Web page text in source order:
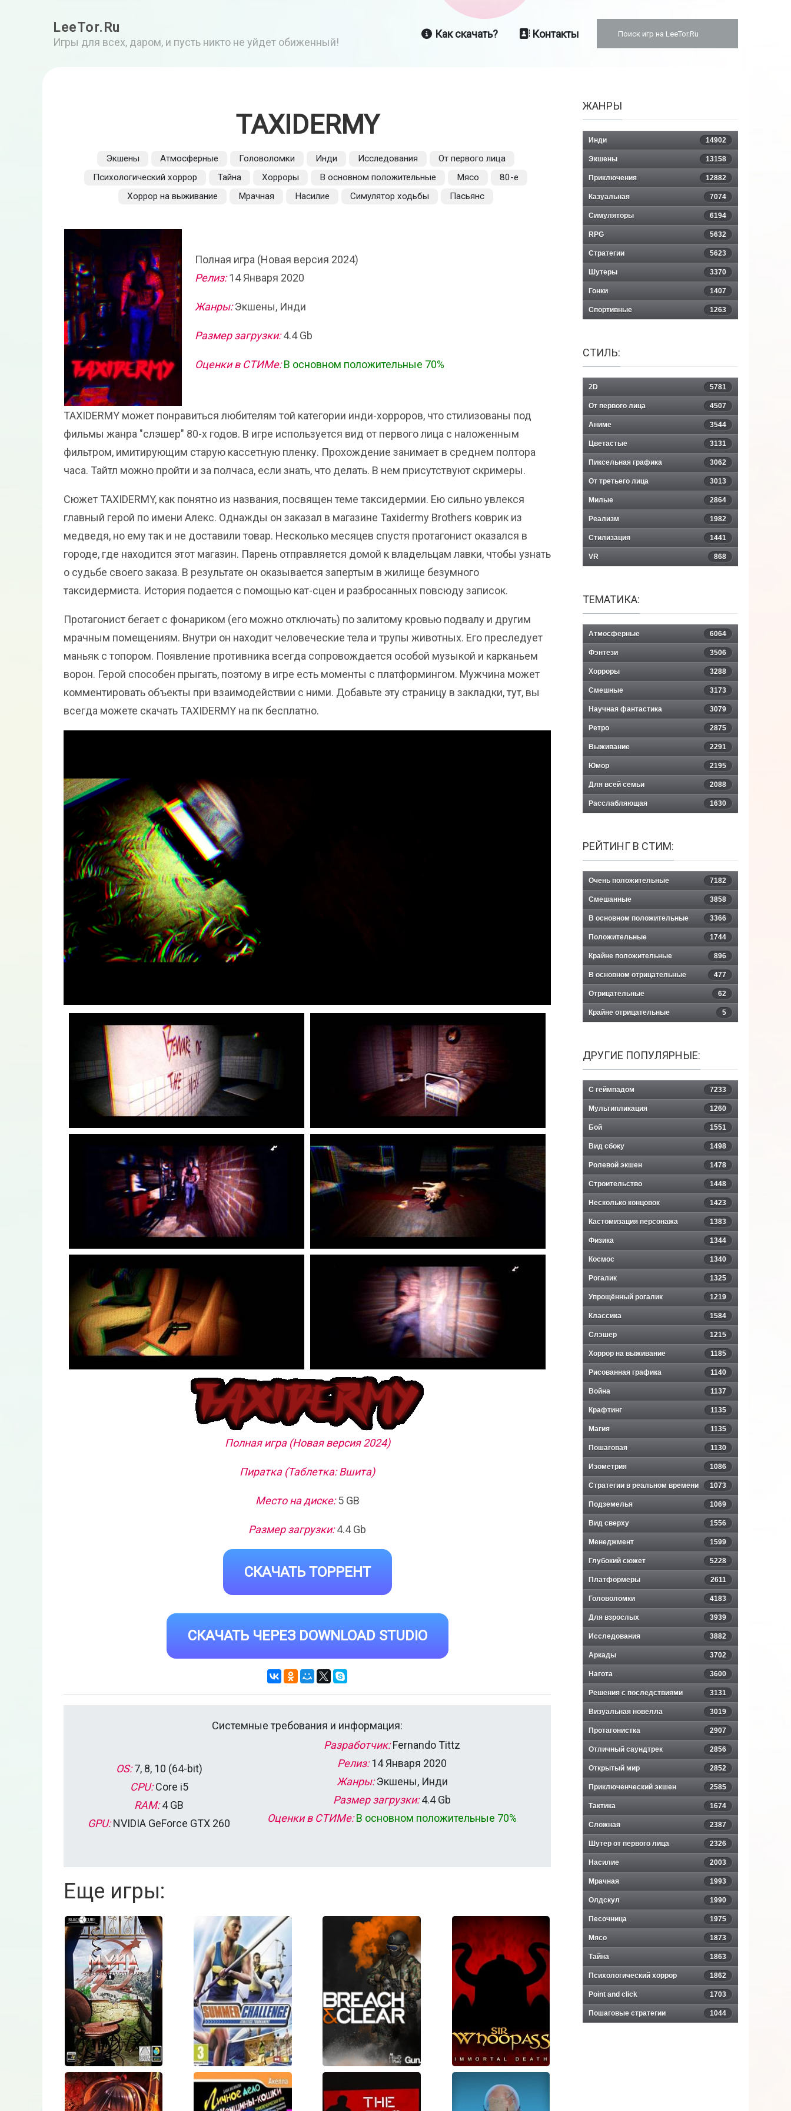
LeeTor.Ru
Игры для всех, даром, и пусть никто не уйдет обиженный!
Как скачать? Контакты
TAXIDERMY
Экшены Атмосферные Головоломки Инди Исследования
От первого лица
Психологический хоррор
Тайна Хорроры В основном положительные Мясо
80-е
Хоррор на выживание
Мрачная Насилие Симулятор ходьбы Пасьянс
Полная игра (Новая версия 2024)
Релиз:14 Января 2020
Жанры:Экшены, Инди
Размер загрузки:4.4 Gb
Оценки в СТИМе: В основном положительные 70%
TAXIDERMY может понравиться любителям той категории инди-хорроров, что стилизованы под
фильмы жанра "слэшер" 80-х годов. В игре используется вид от первого лица с наложенным
фильтром, имитирующим старую кассетную пленку. Прохождение занимает в среднем полтора
часа. Тайтл можно пройти и за полчаса, если знать, что делать. В нем присутствуют скримеры.
Сюжет TAXIDERMY, как понятно из названия, посвящен теме таксидермии. Ею сильно увлекся
главный герой по имени Алекс. Однажды он заказал в магазине Taxidermy Brothers коврик из
медведя, но ему так и не доставили товар. Несколько месяцев спустя протагонист оказался в
городе, где находится этот магазин. Парень отправляется домой к владельцам лавки, чтобы узнать
о судьбе своего заказа. В результате он оказывается запертым в жилище безумного
таксидермиста. История подается с помощью кат-сцен и разбросанных повсюду записок.
Протагонист бегает с фонариком (его можно отключать) по залитому кровью подвалу и другим
мрачным помещениям. Внутри он находит человеческие тела и трупы животных. Его преследует
маньяк с топором. Появление противника всегда сопровождается особой музыкой и карканьем
ворон. Герой способен прыгать, поэтому в игре есть моменты с платформингом. Мужчина может
комментировать объекты при взаимодействии с ними. Добавьте эту страницу в закладки, тут, вы
всегда можете скачать TAXIDERMY на пк бесплатно.
Полная игра (Новая версия 2024)
Пиратка (Таблетка: Вшита)
Место на диске:5 GB
Размер загрузки:4.4 Gb
СКАЧАТЬ ТОРРЕНТ
СКАЧАТЬ ЧЕРЕЗ DOWNLOAD STUDIO
Системные требования и информация:
OS:7, 8, 10 (64-bit)
CPU:Core i5
RAM:4 GB
GPU:NVIDIA GeForce GTX 260
Разработчик:Fernando Tittz
Релиз:14 Января 2020
Жанры:Экшены, Инди
Размер загрузки:4.4 Gb
Оценки в СТИМе: В основном положительные 70%
Еще игры:
ЖАНРЫ
Инди 14902
Экшены 13158
Приключения 12882
Казуальная 7074
Симуляторы 6194
RPG 5632
Стратегии 5623
Шутеры 3370
Гонки 1407
Спортивные 1263
СТИЛЬ:
2D 5781
От первого лица 4507
Аниме 3544
Цветастые 3131
Пиксельная графика 3062
От третьего лица 3013
Милые 2864
Реализм 1982
Стилизация 1441
VR 868
ТЕМАТИКА:
Атмосферные 6064
Фэнтези 3506
Хорроры 3288
Смешные 3173
Научная фантастика 3079
Ретро 2875
Выживание 2291
Юмор 2195
Для всей семьи 2088
Расслабляющая 1630
РЕЙТИНГ В СТИМ:
Очень положительные 7182
Смешанные 3858
В основном положительные 3366
Положительные 1744
Крайне положительные 896
В основном отрицательные 477
Отрицательные 62
Крайне отрицательные 5
ДРУГИЕ ПОПУЛЯРНЫЕ:
С геймпадом 7233
Мультипликация 1260
Бой 1551
Вид сбоку 1498
Ролевой экшен 1478
Строительство 1448
Несколько концовок 1423
Кастомизация персонажа 1383
Физика 1344
Космос 1340
Рогалик 1325
Упрощённый рогалик 1219
Классика 1584
Слэшер 1215
Хоррор на выживание 1185
Рисованная графика 1140
Война 1137
Крафтинг 1135
Магия 1135
Пошаговая 1130
Изометрия 1086
Стратегии в реальном времени 1073
Подземелья 1069
Вид сверху 1556
Менеджмент 1599
Глубокий сюжет 5228
Платформеры 2611
Головоломки 4183
Для взрослых 3939
Исследования 3882
Аркады 3702
Нагота 3600
Решения с последствиями 3131
Визуальная новелла 3019
Протагонистка 2907
Отличный саундтрек 2856
Открытый мир 2852
Приключенческий экшен 2585
Тактика 1674
Сложная 2387
Шутер от первого лица 2326
Насилие 2003
Мрачная 1993
Олдскул 1990
Песочница 1975
Мясо 1873
Тайна 1863
Психологический хоррор 1862
Point and click 1703
Пошаговые стратегии 1044